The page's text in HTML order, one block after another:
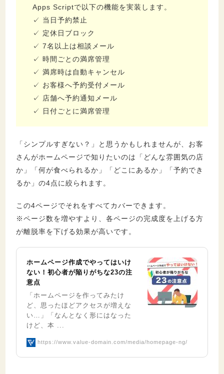
Apps Scriptで以下の機能を実装します。
✓ 当日予約禁止
✓ 定休日ブロック
✓ 7名以上は相談メール
✓ 時間ごとの満席管理
✓ 満席時は自動キャンセル
✓ お客様へ予約受付メール
✓ 店舗へ予約通知メール
✓ 日付ごとに満席管理
「シンプルすぎない？」と思うかもしれませんが、お客
さんがホームページで知りたいのは「どんな雰囲気の店
か」「何が食べられるか」「どこにあるか」「予約でき
るか」の4点に絞られます。
この4ページでそれをすべてカバーできます。
※ページ数を増やすより、各ページの完成度を上げる方
が離脱率を下げる効果が高いです。
ホームページ作成でやってはいけ
ない！初心者が陥りがちな23の注
意点
「ホームページを作ってみたけ
ど、思ったほどアクセスが増えな
い…」「なんとなく形にはなった
けど、本 ...
https://www.value-domain.com/media/homepage-ng/